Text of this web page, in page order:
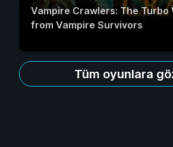
Vampire Crawlers: The Turbo
from Vampire Survivors
Tüm oyunlara